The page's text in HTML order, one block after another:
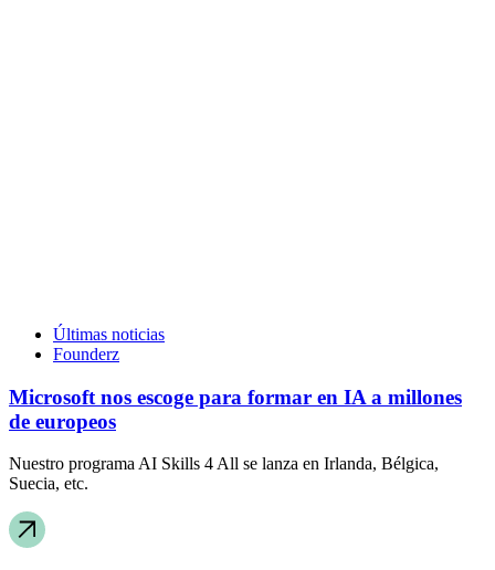
Últimas noticias
Founderz
Microsoft nos escoge para formar en IA a millones
de europeos
Nuestro programa AI Skills 4 All se lanza en Irlanda, Bélgica,
Suecia, etc.